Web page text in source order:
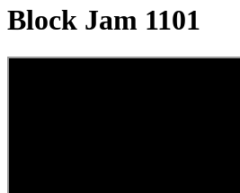
Block Jam 1101